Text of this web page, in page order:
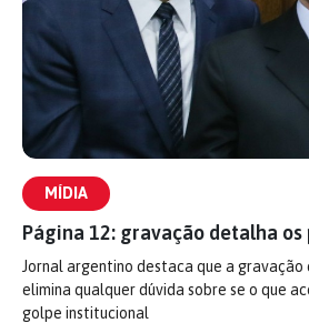
MÍDIA
Página 12: gravação detalha os
Jornal argentino destaca que a
elimina qualquer dúvida sobre se o que
golpe institucional